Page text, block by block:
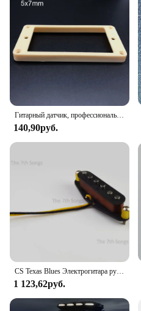
Гитарный датчик, профессиональный, с пьезоконтактным преобразователем, для гитары, скрипки, банджо, мандолины, аксессуары для гитары
140,90руб.
CS Texas Blues Электрогитара ручной работы Alnico 5 SSS ST Простая эмалированная звукосниматель Fiber Structure/Heavy Build Coil Wire Texas Special
1 123,62руб.